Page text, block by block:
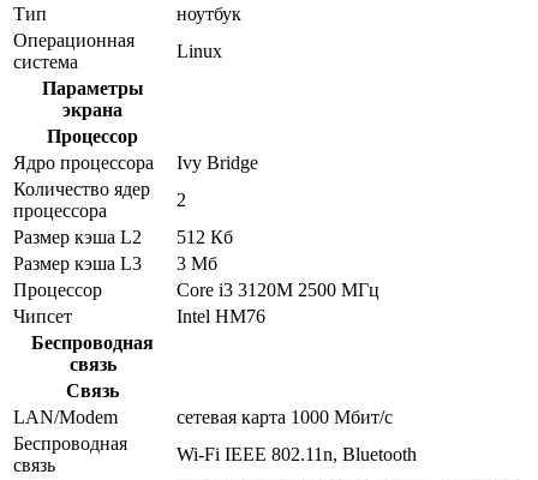
Тип
ноутбук
Операционная
система
Linux
Параметры
экрана
Процессор
Ядро процессора
Ivy Bridge
Количество ядер
процессора
2
Размер кэша L2
512 Кб
Размер кэша L3
3 Мб
Процессор
Core i3 3120M 2500 МГц
Чипсет
Intel HM76
Беспроводная
связь
Связь
LAN/Modem
сетевая карта 1000 Мбит/c
Беспроводная
связь
Wi-Fi IEEE 802.11n, Bluetooth